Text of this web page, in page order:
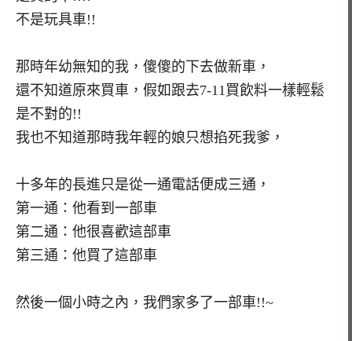
不是玩具車!!
那時年幼無知的我，傻傻的下去做新車，
還不知道原來買車，假如跟去7-11買飲料一樣輕鬆
是不對的!!
我也不知道那時我年輕的娘只想掐死我爹，
十多年的長進只是從一通電話便成三通，
第一通：他看到一部車
第二通：他很喜歡這部車
第三通：他買了這部車
然後一個小時之內，我們家多了一部車!!~